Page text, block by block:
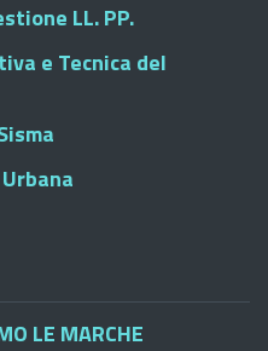
LL. PP.
e Tecnica del
LE MARCHE